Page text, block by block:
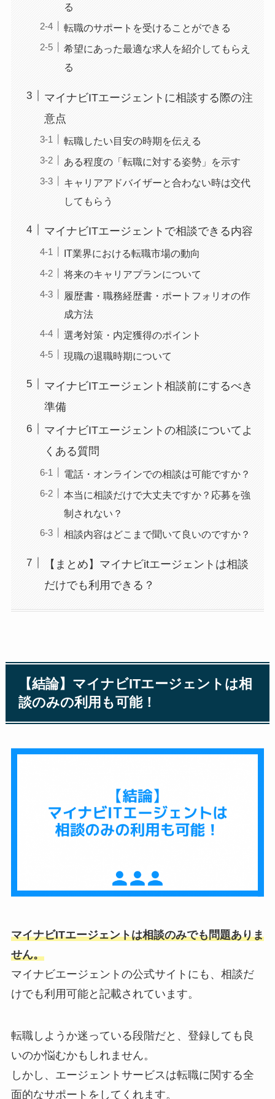
る
転職のサポートを受けることができる
希望にあった最適な求人を紹介してもらえ
る
マイナビITエージェントに相談する際の注
意点
転職したい目安の時期を伝える
ある程度の「転職に対する姿勢」を示す
キャリアアドバイザーと合わない時は交代
してもらう
マイナビITエージェントで相談できる内容
IT業界における転職市場の動向
将来のキャリアプランについて
履歴書・職務経歴書・ポートフォリオの作
成方法
選考対策・内定獲得のポイント
現職の退職時期について
マイナビITエージェント相談前にするべき
準備
マイナビITエージェントの相談についてよ
くある質問
電話・オンラインでの相談は可能ですか？
本当に相談だけで大丈夫ですか？応募を強
制されない？
相談内容はどこまで聞いて良いのですか？
【まとめ】マイナビitエージェントは相談
だけでも利用できる？
【結論】マイナビITエージェントは相
談のみの利用も可能！
マイナビITエージェントは相談のみでも問題ありま
せん。
マイナビエージェントの公式サイトにも、相談だ
けでも利用可能と記載されています。
転職しようか迷っている段階だと、登録しても良
いのか悩むかもしれません。
しかし、エージェントサービスは転職に関する全
面的なサポートをしてくれます。